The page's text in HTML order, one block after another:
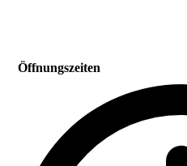
Öffnungszeiten